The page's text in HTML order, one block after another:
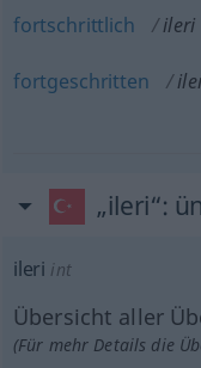
fortschrittlich ileri
fortgeschritten
„ileri“:
ileri int
Übersicht aller
(Für mehr Details die